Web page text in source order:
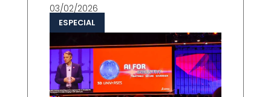
03/02/2026
ESPECIAL